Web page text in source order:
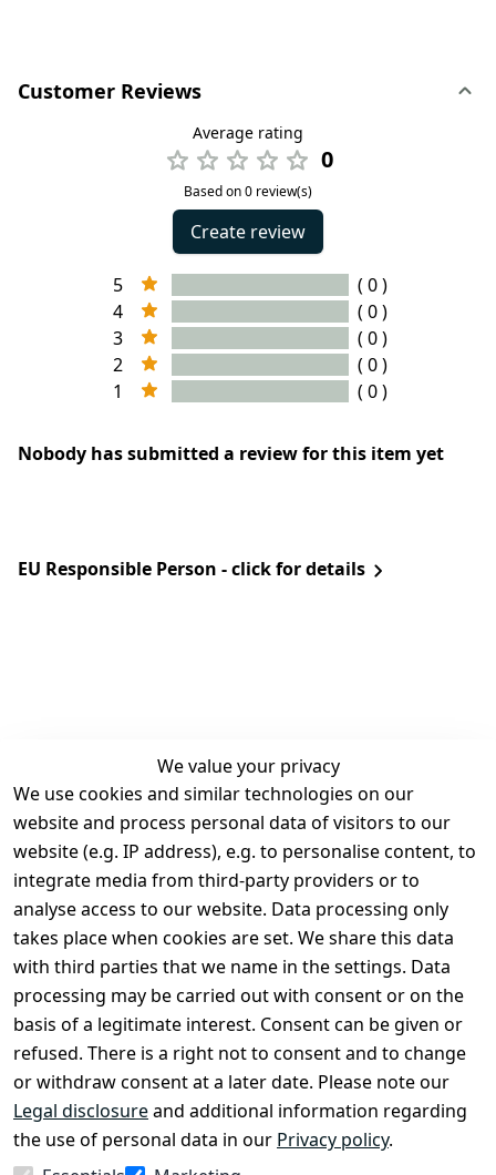
Customer Reviews
Average rating
0
Based on 0 review(s)
Create review
5
( 0 )
4
( 0 )
3
( 0 )
2
( 0 )
1
( 0 )
Nobody has submitted a review for this item yet
EU Responsible Person - click for details
We value your privacy
We use cookies and similar technologies on our
website and process personal data of visitors to our
website (e.g. IP address), e.g. to personalise content, to
integrate media from third-party providers or to
analyse access to our website. Data processing only
takes place when cookies are set. We share this data
with third parties that we name in the settings. Data
processing may be carried out with consent or on the
basis of a legitimate interest. Consent can be given or
refused. There is a right not to consent and to change
or withdraw consent at a later date. Please note our
Legal disclosureand additional information regarding
the use of personal data in our Privacy policy.
Legal
Terms and
Conditions
Legal
disclosure
Privacy Policy
Declaration of
accessibility
Cancellation
rights
Contact
Register
Withdraw